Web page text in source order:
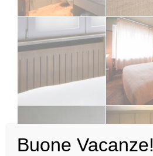
Buone Vacanze!